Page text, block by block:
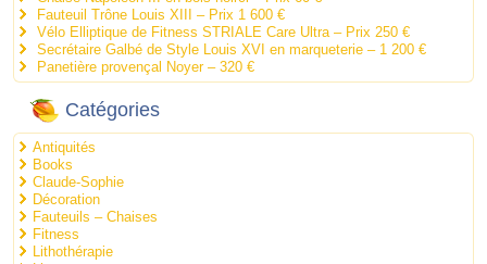
Fauteuil Trône Louis XIII – Prix 1 600 €
Vélo Elliptique de Fitness STRIALE Care Ultra – Prix 250 €
Secrétaire Galbé de Style Louis XVI en marqueterie – 1 200 €
Panetière provençal Noyer – 320 €
Catégories
Antiquités
Books
Claude-Sophie
Décoration
Fauteuils – Chaises
Fitness
Lithothérapie